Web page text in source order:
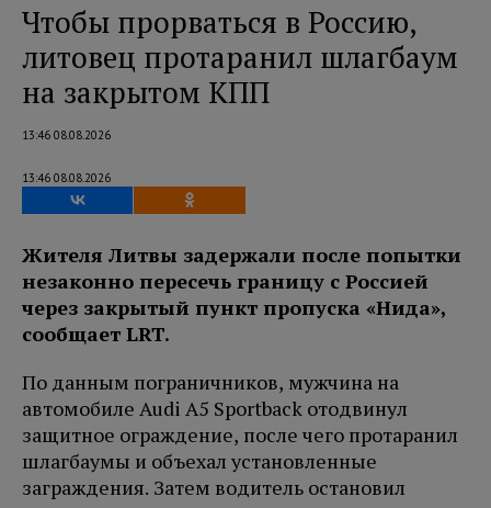
Чтобы прорваться в Россию,
литовец протаранил шлагбаум
на закрытом КПП
13:46 08.08.2026
13:46 08.08.2026
Жителя Литвы задержали после попытки
незаконно пересечь границу с Россией
через закрытый пункт пропуска «Нида»,
сообщает LRT.
По данным пограничников, мужчина на
автомобиле Audi A5 Sportback отодвинул
защитное ограждение, после чего протаранил
шлагбаумы и объехал установленные
заграждения. Затем водитель остановил